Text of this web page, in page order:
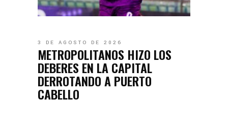
3 DE AGOSTO DE 2026
METROPOLITANOS HIZO LOS
DEBERES EN LA CAPITAL
DERROTANDO A PUERTO
CABELLO